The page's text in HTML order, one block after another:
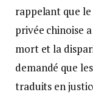
rappelant que
privée chinoise
mort et la
demandé que
traduits en